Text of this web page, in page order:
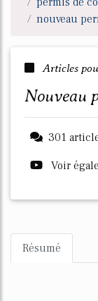
nouveau
Articles
301
Voir
Résumé